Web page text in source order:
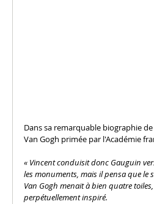
Dans sa remarquable biographie
Van Gogh primée par l'Académie
« Vincent conduisit donc Gauguin
les monuments, mais il pensa que
Van Gogh menait à bien quatre
perpétuellement inspiré.